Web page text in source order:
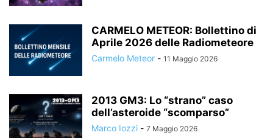
CARMELO METEOR: Bollettino di
Aprile 2026 delle Radiometeore
Carmelo Meteor - 11 Maggio 2026
2013 GM3: Lo “strano” caso
dell’asteroide “scomparso”
Marco Iozzi - 7 Maggio 2026